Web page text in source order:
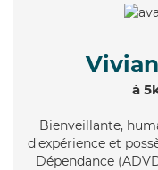
à
Bienveillante,
d'expérience et
Dépendance